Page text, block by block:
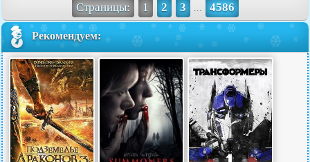
Страницы: 1 2 3 ... 4586
Рекомендуем: